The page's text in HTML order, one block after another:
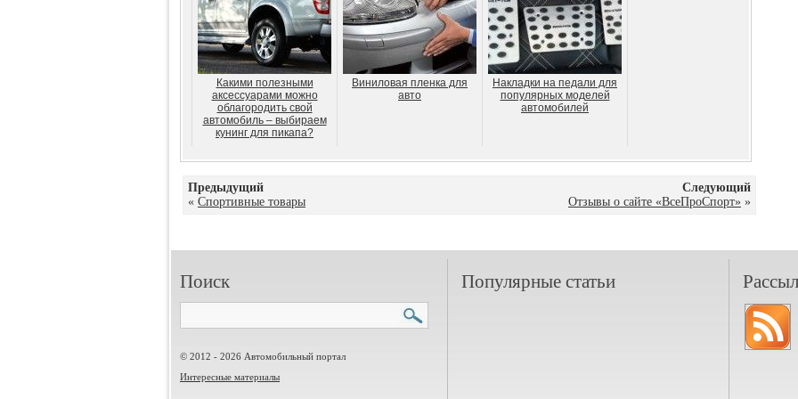
Какими полезными
аксессуарами можно
облагородить свой
автомобиль – выбираем
кунинг для пикапа?
Виниловая пленка для
авто
Накладки на педали для
популярных моделей
автомобилей
Предыдущий
« Спортивные товары
Следующий
Отзывы о сайте «ВсеПроСпорт» »
Поиск
© 2012 - 2026 Автомобильный портал
Интересные материалы
Популярные статьи